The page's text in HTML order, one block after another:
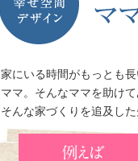
家にいる時間がもっとも
ママ。そんなママを助け
そんな家づくりを追及し